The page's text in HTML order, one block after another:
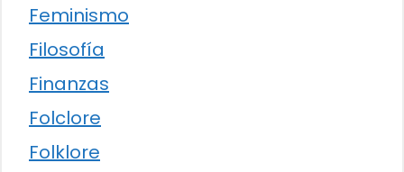
Feminismo
Filosofía
Finanzas
Folclore
Folklore